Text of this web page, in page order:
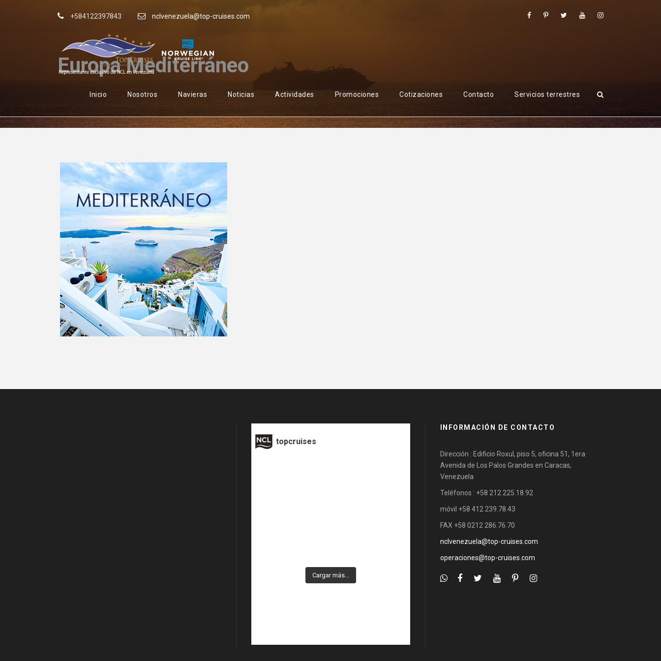
+584122397843 nclvenezuela@top-cruises.com
Inicio Nosotros Navieras Noticias Actividades Promociones Cotizaciones Contacto Servicios terrestres
Europa Mediterráneo
topcruises
Cargar más...
INFORMACIÓN DE CONTACTO
Dirección : Edificio Roxul, piso 5, oficina 51, 1era
Avenida de Los Palos Grandes en Caracas,
Venezuela
Teléfonos : +58 212 225.18.92
móvil +58 412 239.78.43
FAX +58 0212 286.76.70
nclvenezuela@top-cruises.com
operaciones@top-cruises.com